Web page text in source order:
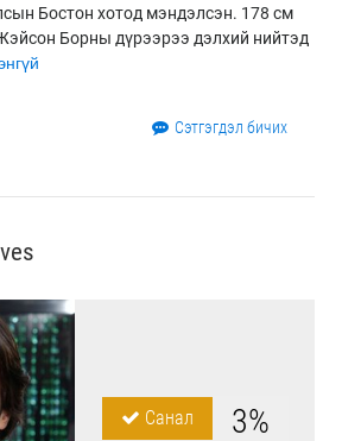
Бостон хотод мэндэлсэн. 178 см
Борны дүрээрээ дэлхий нийтэд
Сэтгэгдэл бичих
Санал 3%